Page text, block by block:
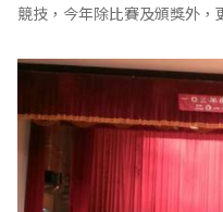
競技，今年除比賽及頒獎外